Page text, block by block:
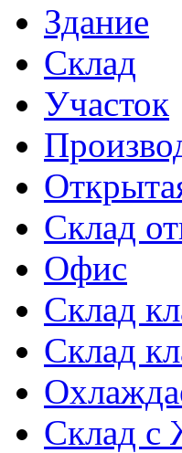
Здание
Склад
Участок
Склад
Офис
Склад
Склад
Склад с